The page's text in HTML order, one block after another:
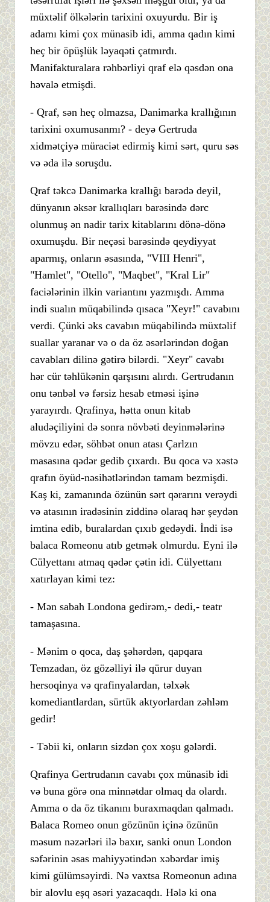
müxtəlif ölkələrin tarixini oxuyurdu. Bir iş
adamı kimi çox münasib idi, amma qadın kimi
heç bir öpüşlük ləyaqəti çatmırdı.
Manifakturalara rəhbərliyi qraf elə qəsdən ona
həvalə etmişdi.
- Qraf, sən heç olmazsa, Danimarka krallığının
tarixini oxumusanmı? - deyə Gertruda
xidmətçiyə müraciət edirmiş kimi sərt, quru səs
və əda ilə soruşdu.
Qraf təkcə Danimarka krallığı barədə deyil,
dünyanın əksər krallıqları barəsində dərc
olunmuş ən nadir tarix kitablarını dönə-dönə
oxumuşdu. Bir neçəsi barəsində qeydiyyat
aparmış, onların əsasında, "VIII Henri",
"Hamlet", "Otello", "Maqbet", "Kral Lir"
faciələrinin ilkin variantını yazmışdı. Amma
indi sualın müqabilində qısaca "Xeyr!" cavabını
verdi. Çünki əks cavabın müqabilində müxtəlif
suallar yaranar və o da öz əsərlərindən doğan
cavabları dilinə gətirə bilərdi. "Xeyr" cavabı
hər cür təhlükənin qarşısını alırdı. Gertrudanın
onu tənbəl və fərsiz hesab etməsi işinə
yarayırdı. Qrafinya, hətta onun kitab
aludəçiliyini də sonra növbəti deyinmələrinə
mövzu edər, söhbət onun atası Çarlzın
masasına qədər gedib çıxardı. Bu qoca və xəstə
qrafın öyüd-nəsihətlərindən tamam bezmişdi.
Kaş ki, zamanında özünün sərt qərarını verəydi
və atasının iradəsinin ziddinə olaraq hər şeydən
imtina edib, buralardan çıxıb gedəydi. İndi isə
balaca Romeonu atıb getmək olmurdu. Eyni ilə
Cülyettanı atmaq qədər çətin idi. Cülyettanı
xatırlayan kimi tez:
- Mən sabah Londona gedirəm,- dedi,- teatr
tamaşasına.
- Mənim o qoca, daş şəhərdən, qapqara
Temzadan, öz gözəlliyi ilə qürur duyan
hersoqinya və qrafinyalardan, təlxək
komediantlardan, sürtük aktyorlardan zəhləm
gedir!
- Təbii ki, onların sizdən çox xoşu gələrdi.
Qrafinya Gertrudanın cavabı çox münasib idi
və buna görə ona minnətdar olmaq da olardı.
Amma o da öz tikanını buraxmaqdan qalmadı.
Balaca Romeo onun gözünün içinə özünün
məsum nəzərləri ilə baxır, sanki onun London
səfərinin əsas mahiyyətindən xəbərdar imiş
kimi gülümsəyirdi. Nə vaxtsa Romeonun adına
bir alovlu eşq əsəri yazacaqdı. Hələ ki ona